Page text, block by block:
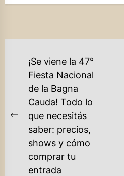
NAVEGACIÓN
ENTRADAS
Previous
post:
¡Se viene la 47°
Fiesta Nacional
de la Bagna
Cauda! Todo lo
que necesitás
saber: precios,
shows y cómo
comprar tu
entrada